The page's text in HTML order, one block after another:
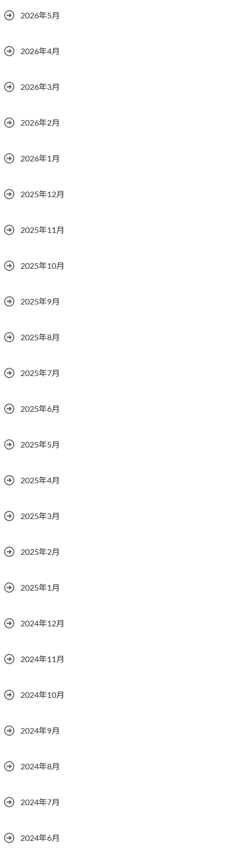
2026年5月
2026年4月
2026年3月
2026年2月
2026年1月
2025年12月
2025年11月
2025年10月
2025年9月
2025年8月
2025年7月
2025年6月
2025年5月
2025年4月
2025年3月
2025年2月
2025年1月
2024年12月
2024年11月
2024年10月
2024年9月
2024年8月
2024年7月
2024年6月